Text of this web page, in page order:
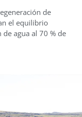
de
el equilibrio
agua al 70 % de